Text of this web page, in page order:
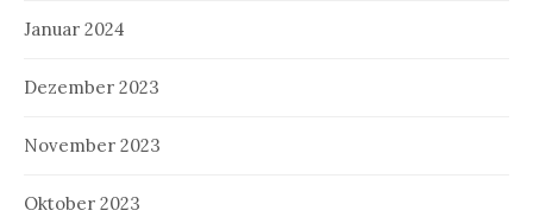
Januar 2024
Dezember 2023
November 2023
Oktober 2023